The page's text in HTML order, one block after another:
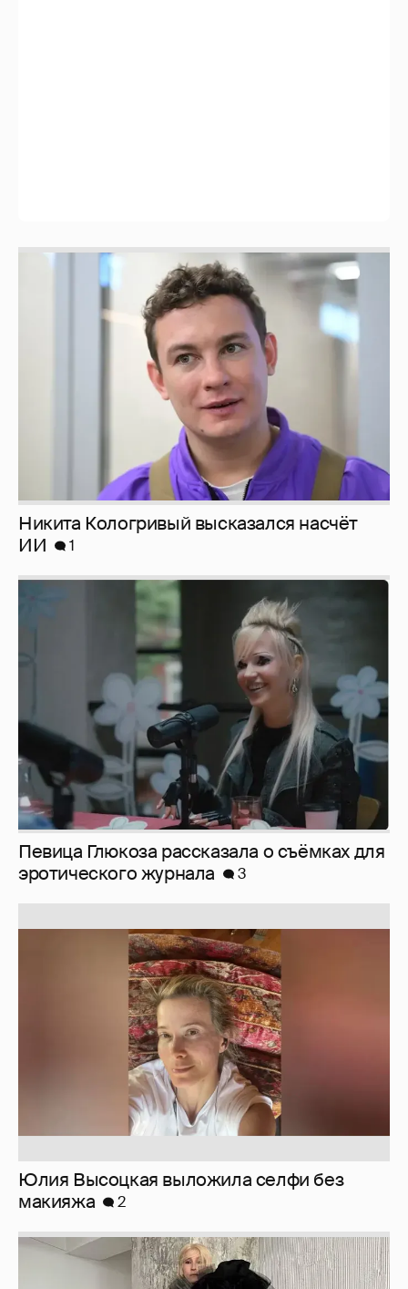
Никита Кологривый высказался насчёт
ИИ
1
Певица Глюкоза рассказала о съёмках для
эротического журнала
3
Юлия Высоцкая выложила селфи без
макияжа
2